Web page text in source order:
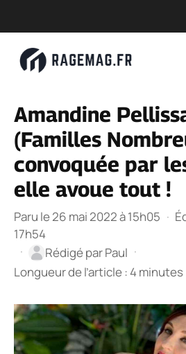
Amandine
(Familles
convoquée par
elle avoue tout !
Paru le 26 mai 2022 à 15h05 ·
17h54
·
Rédigé parPaul ·
Longueur de l’article : 4 minutes